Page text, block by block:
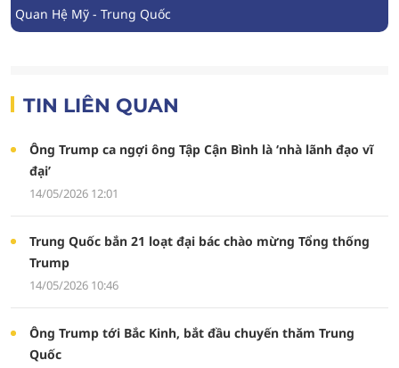
Quan Hệ Mỹ - Trung Quốc
TIN LIÊN QUAN
Ông Trump ca ngợi ông Tập Cận Bình là ‘nhà lãnh đạo vĩ
đại’
14/05/2026 12:01
Trung Quốc bắn 21 loạt đại bác chào mừng Tổng thống
Trump
14/05/2026 10:46
Ông Trump tới Bắc Kinh, bắt đầu chuyến thăm Trung
Quốc